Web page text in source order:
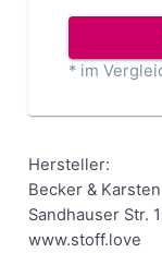
* im
Hersteller:
Becker &
Sandhauser Str.
www.stoff.love